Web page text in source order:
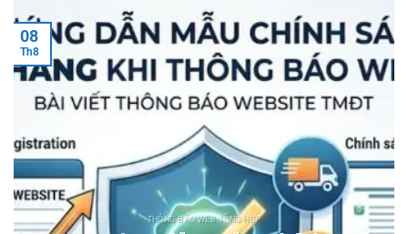
THÔNG BÁO WEB TỔNG HỢP
08
Th8